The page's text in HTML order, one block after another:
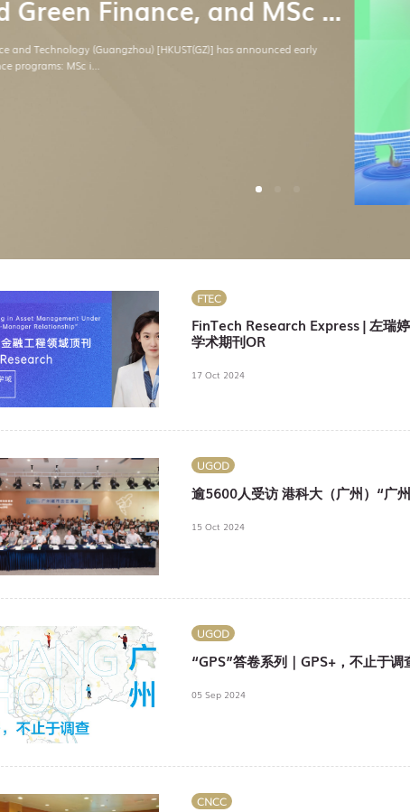
09 Sep 2025
FTEC
FinTech Research Express | 左瑞
学术期刊OR
17 Oct 2024
UGOD
逾5600人受访 港科大（广州）“广
15 Oct 2024
UGOD
“GPS”答卷系列｜GPS+，不止于调
05 Sep 2024
CNCC